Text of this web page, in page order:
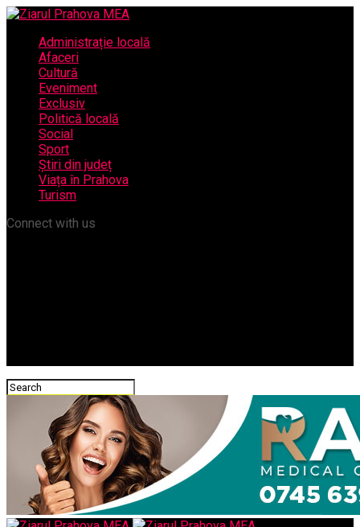
Administrație locală
Afaceri
Cultură
Eveniment
Exclusiv
Politică locală
Social
Sport
Știri din județ
Viața în Prahova
Turism
Connect with us